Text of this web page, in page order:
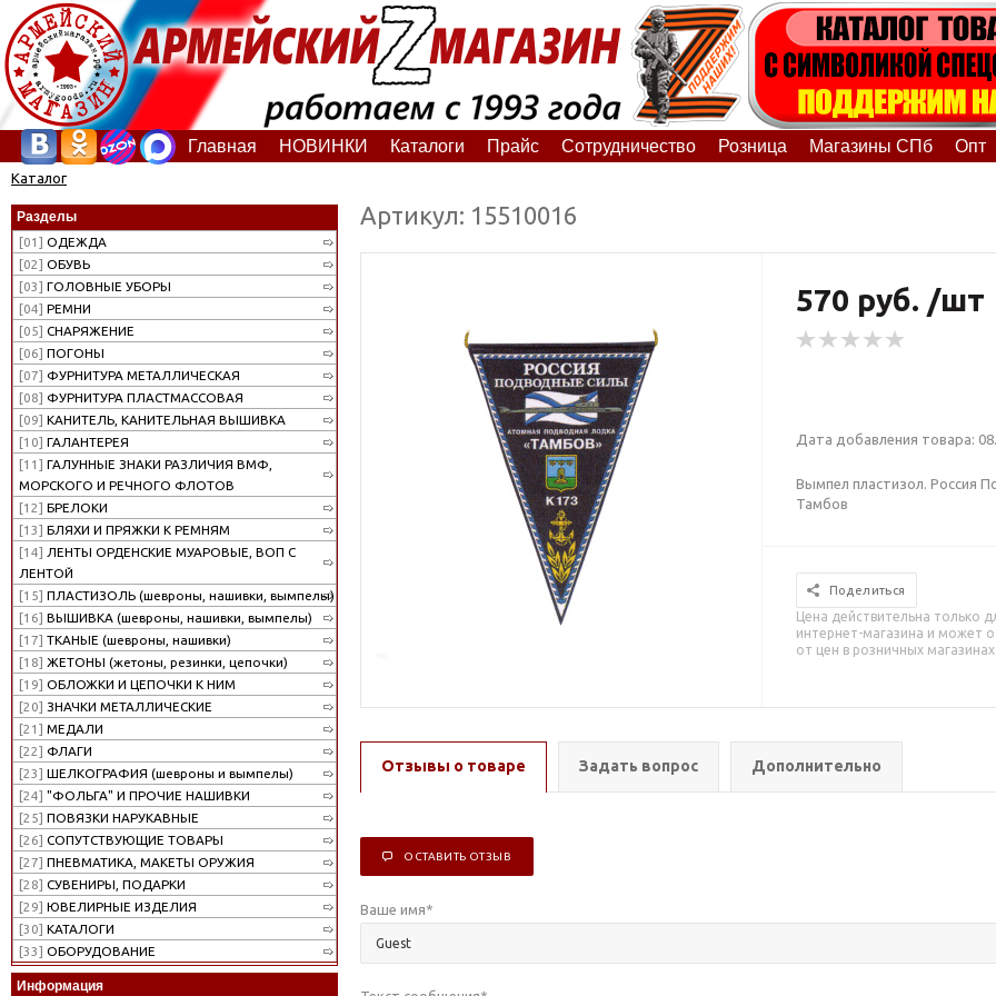
Главная НОВИНКИ Каталоги Прайс Сотрудничество Розница Магазины СПб Опт
Каталог
Разделы
[01] ОДЕЖДА
[02] ОБУВЬ
[03] ГОЛОВНЫЕ УБОРЫ
[04] РЕМНИ
[05] СНАРЯЖЕНИЕ
[06] ПОГОНЫ
[07] ФУРНИТУРА МЕТАЛЛИЧЕСКАЯ
[08] ФУРНИТУРА ПЛАСТМАССОВАЯ
[09] КАНИТЕЛЬ, КАНИТЕЛЬНАЯ ВЫШИВКА
[10] ГАЛАНТЕРЕЯ
[11] ГАЛУННЫЕ ЗНАКИ РАЗЛИЧИЯ ВМФ,
МОРСКОГО И РЕЧНОГО ФЛОТОВ
[12] БРЕЛОКИ
[13] БЛЯХИ И ПРЯЖКИ К РЕМНЯМ
[14] ЛЕНТЫ ОРДЕНСКИЕ МУАРОВЫЕ, ВОП С
ЛЕНТОЙ
[15] ПЛАСТИЗОЛЬ (шевроны, нашивки, вымпелы)
[16] ВЫШИВКА (шевроны, нашивки, вымпелы)
[17] ТКАНЫЕ (шевроны, нашивки)
[18] ЖЕТОНЫ (жетоны, резинки, цепочки)
[19] ОБЛОЖКИ И ЦЕПОЧКИ К НИМ
[20] ЗНАЧКИ МЕТАЛЛИЧЕСКИЕ
[21] МЕДАЛИ
[22] ФЛАГИ
[23] ШЕЛКОГРАФИЯ (шевроны и вымпелы)
[24] "ФОЛЬГА" И ПРОЧИЕ НАШИВКИ
[25] ПОВЯЗКИ НАРУКАВНЫЕ
[26] СОПУТСТВУЮЩИЕ ТОВАРЫ
[27] ПНЕВМАТИКА, МАКЕТЫ ОРУЖИЯ
[28] СУВЕНИРЫ, ПОДАРКИ
[29] ЮВЕЛИРНЫЕ ИЗДЕЛИЯ
[30] КАТАЛОГИ
[33] ОБОРУДОВАНИЕ
Информация
Артикул: 15510016
570 руб. /шт
Дата добавления товара:
Вымпел пластизол. Россия
Тамбов
Поделиться
Цена действительна только
интернет-магазина и может
от цен в розничных магазинах
Отзывы о товаре Задать вопрос Дополнительно
ОСТАВИТЬ ОТЗЫВ
Ваше имя*